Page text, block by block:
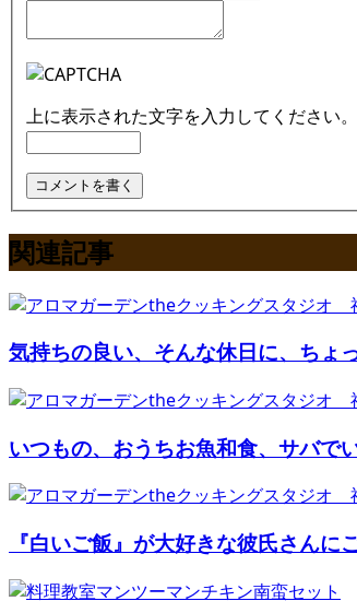
上に表示された文字を入力してください。
関連記事
気持ちの良い、そんな休日に、ちょ
いつもの、おうちお魚和食、サバで
『白いご飯』が大好きな彼氏さんに